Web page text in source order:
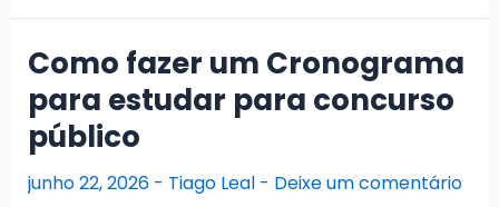
você
precisa
saber
sobre
a
Banca
examinadora
Como fazer um Cronograma
para estudar para concurso
público
junho 22, 2026 - Tiago Leal - Deixe um comentário